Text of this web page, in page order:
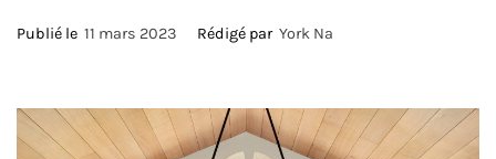
Publié le 11 mars 2023 Rédigé par York Na